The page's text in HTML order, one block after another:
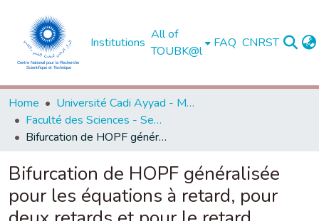
Institutions
All of
TOUBK@l
FAQ CNRST
Home
Université Cadi Ayyad - Marrakech
Faculté des Sciences - Semlalia - Marrakech
Bifurcation de HOPF généralisée pour les équations à retard, pour deux retards et pour le retard dépendant de l'état
Bifurcation de HOPF généralisée
pour les équations à retard, pour